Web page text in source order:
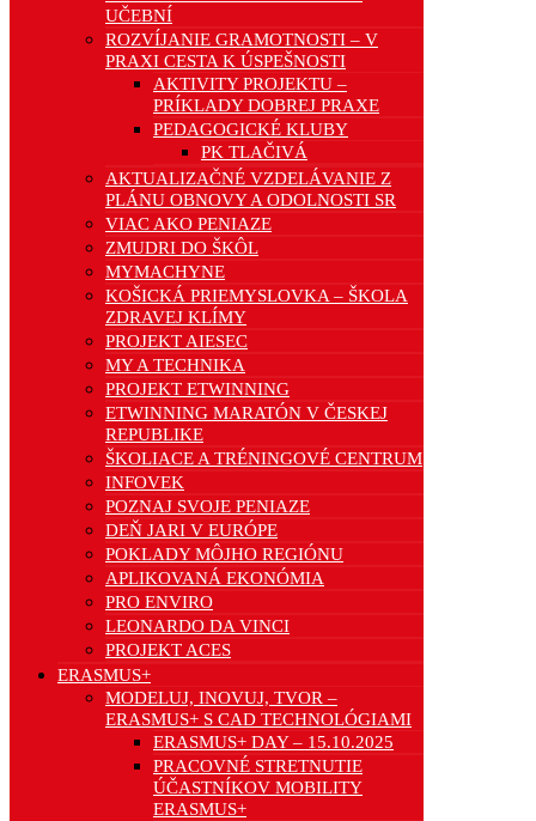
UČEBNÍ
ROZVÍJANIE GRAMOTNOSTI – V
PRAXI CESTA K ÚSPEŠNOSTI
AKTIVITY PROJEKTU –
PRÍKLADY DOBREJ PRAXE
PEDAGOGICKÉ KLUBY
PK TLAČIVÁ
AKTUALIZAČNÉ VZDELÁVANIE Z
PLÁNU OBNOVY A ODOLNOSTI SR
VIAC AKO PENIAZE
ZMUDRI DO ŠKÔL
MYMACHYNE
KOŠICKÁ PRIEMYSLOVKA – ŠKOLA
ZDRAVEJ KLÍMY
PROJEKT AIESEC
MY A TECHNIKA
PROJEKT ETWINNING
ETWINNING MARATÓN V ČESKEJ
REPUBLIKE
ŠKOLIACE A TRÉNINGOVÉ CENTRUM
INFOVEK
POZNAJ SVOJE PENIAZE
DEŇ JARI V EURÓPE
POKLADY MÔJHO REGIÓNU
APLIKOVANÁ EKONÓMIA
PRO ENVIRO
LEONARDO DA VINCI
PROJEKT ACES
ERASMUS+
MODELUJ, INOVUJ, TVOR –
ERASMUS+ S CAD TECHNOLÓGIAMI
ERASMUS+ DAY – 15.10.2025
PRACOVNÉ STRETNUTIE
ÚČASTNÍKOV MOBILITY
ERASMUS+